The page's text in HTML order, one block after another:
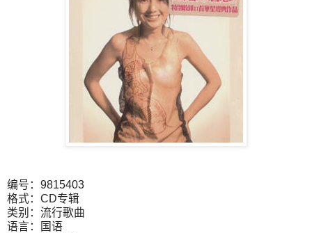
编号：9815403
格式：CD专辑
类别：流行歌曲
语言：国语